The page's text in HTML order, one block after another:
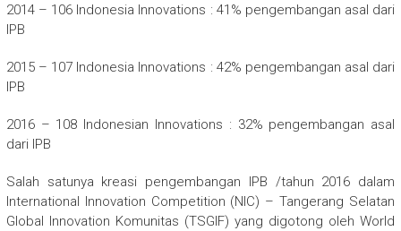
2014 – 106 Indonesia Innovations : 41% pengembangan asal dari
IPB
2015 – 107 Indonesia Innovations : 42% pengembangan asal dari
IPB
2016 – 108 Indonesian Innovations : 32% pengembangan asal
dari IPB
Salah satunya kreasi pengembangan IPB /tahun 2016 dalam
International Innovation Competition (NIC) – Tangerang Selatan
Global Innovation Komunitas (TSGIF) yang digotong oleh World